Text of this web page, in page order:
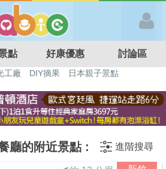
點 好康優惠 討論區
工廠 DIY摘果
日本親子景點
廳的附近景點 : 進階搜尋